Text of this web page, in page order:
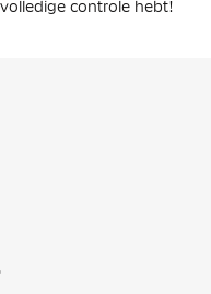
controle hebt!